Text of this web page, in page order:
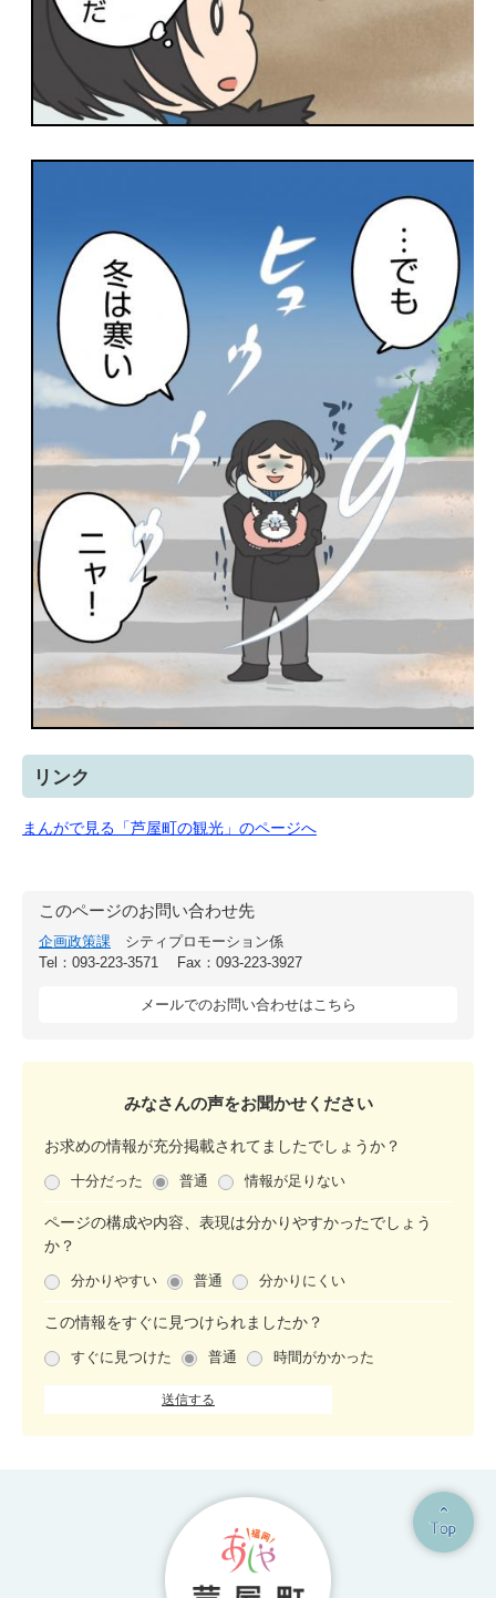
リンク
まんがで見る「芦屋町の観光」のページへ
このページのお問い合わせ先
企画政策課
シティプロモーション係
Tel：093-223-3571
Fax：093-223-3927
メールでのお問い合わせはこちら
みなさんの声をお聞かせください
お求めの情報が充分掲載されてましたでしょうか？
十分だった 普通 情報が足りない
ページの構成や内容、表現は分かりやすかったでしょう
か？
分かりやすい 普通 分かりにくい
この情報をすぐに見つけられましたか？
すぐに見つけた 普通 時間がかかった